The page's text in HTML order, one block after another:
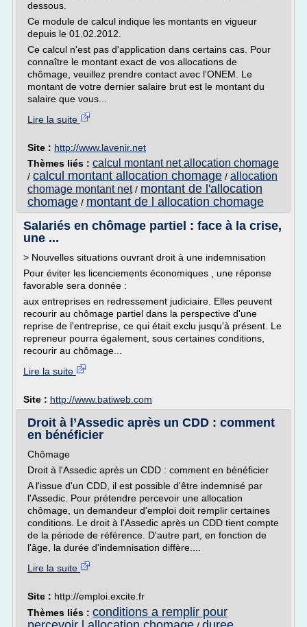
dessous.
Ce module de calcul indique les montants en vigueur
depuis le 01.02.2012.
Ce calcul n'est pas d'application dans certains cas. Pour
connaître le montant exact de vos allocations de
chômage, veuillez prendre contact avec l'ONEM. Le
montant de votre dernier salaire brut est le montant du
salaire que vous...
Lire la suite
Site : http://www.lavenir.net
Thèmes liés : calcul montant net allocation chomage
/ calcul montant allocation chomage / allocation
chomage montant net/ montant de l'allocation
chomage / montant de l allocation chomage
Salariés en chômage partiel : face à la crise,
une ...
> Nouvelles situations ouvrant droit à une indemnisation
Pour éviter les licenciements économiques , une réponse
favorable sera donnée :
aux entreprises en redressement judiciaire. Elles peuvent
recourir au chômage partiel dans la perspective d'une
reprise de l'entreprise, ce qui était exclu jusqu'à présent. Le
repreneur pourra également, sous certaines conditions,
recourir au chômage...
Lire la suite
Site : http://www.batiweb.com
Droit à l’Assedic après un CDD : comment
en bénéficier
Chômage
Droit à l'Assedic après un CDD : comment en bénéficier
A l'issue d'un CDD, il est possible d'être indemnisé par
l'Assedic. Pour prétendre percevoir une allocation
chômage, un demandeur d'emploi doit remplir certaines
conditions. Le droit à l'Assedic après un CDD tient compte
de la période de référence. D'autre part, en fonction de
l'âge, la durée d'indemnisation diffère....
Lire la suite
Site : http://emploi.excite.fr
Thèmes liés : conditions a remplir pour